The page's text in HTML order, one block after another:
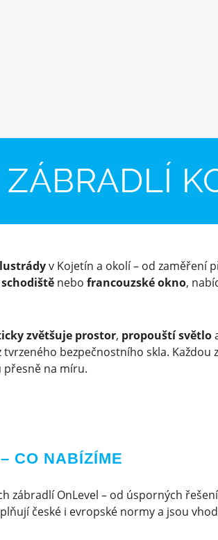
v Kojetín a okolí – od zaměření
schodiště nebofrancouzské okno,
zvětšuje prostor, propouští světlo
bezpečnostního skla. Každou
na míru.
CO NABÍZÍME
zábradlí OnLevel – od úsporných
české i evropské normy a jsou